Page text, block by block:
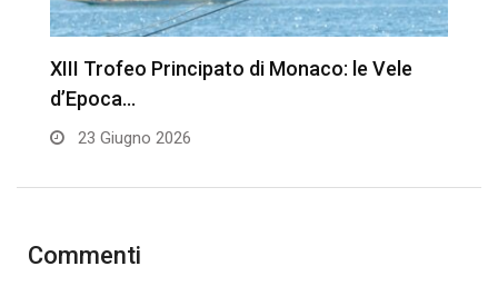
XIII Trofeo Principato di Monaco: le Vele
d’Epoca…
23 Giugno 2026
Commenti